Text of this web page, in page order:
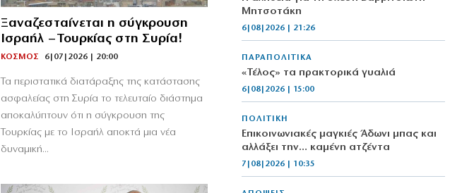
Ξαναζεσταίνεται η σύγκρουση
Ισραήλ – Τουρκίας στη Συρία!
ΚΟΣΜΟΣ 6|07|2026 | 20:00
Τα περιστατικά διατάραξης της κατάστασης
ασφαλείας στη Συρία το τελευταίο διάστημα
αποκαλύπτουν ότι η σύγκρουση της
Τουρκίας με το Ισραήλ αποκτά μια νέα
δυναμική...
Μητσοτάκη
6|08|2026 | 21:26
ΠΑΡΑΠΟΛΙΤΙΚΑ
«Τέλος» τα πρακτορικά γυαλιά
6|08|2026 | 15:00
ΠΟΛΙΤΙΚΗ
Επικοινωνιακές μαγκιές Άδωνι μπας και
αλλάξει την… καμένη ατζέντα
7|08|2026 | 10:35